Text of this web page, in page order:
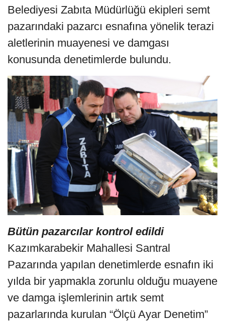
Belediyesi Zabıta Müdürlüğü ekipleri semt
pazarındaki pazarcı esnafına yönelik terazi
aletlerinin muayenesi ve damgası
konusunda denetimlerde bulundu.
Bütün pazarcılar kontrol edildi
Kazımkarabekir Mahallesi Santral
Pazarında yapılan denetimlerde esnafın iki
yılda bir yapmakla zorunlu olduğu muayene
ve damga işlemlerinin artık semt
pazarlarında kurulan “Ölçü Ayar Denetim”